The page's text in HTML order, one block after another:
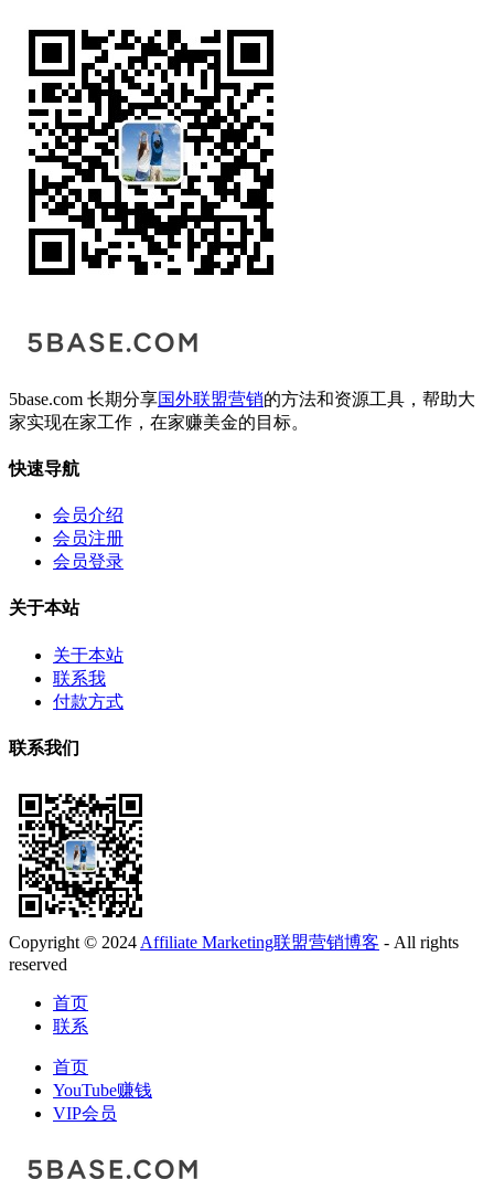
5base.com 长期分享国外联盟营销的方法和资源工具，帮助大
家实现在家工作，在家赚美金的目标。
快速导航
会员介绍
会员注册
会员登录
关于本站
关于本站
联系我
付款方式
联系我们
Copyright © 2024 Affiliate Marketing联盟营销博客 - All rights
reserved
首页
联系
首页
YouTube赚钱
VIP会员